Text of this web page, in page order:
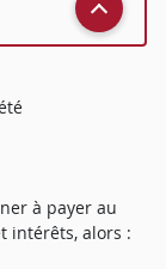
à payer au
intérêts, alors :